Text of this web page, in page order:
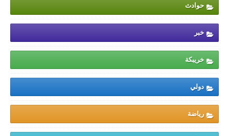
حوادث
خبر
خريبكة
دولي
رياضة